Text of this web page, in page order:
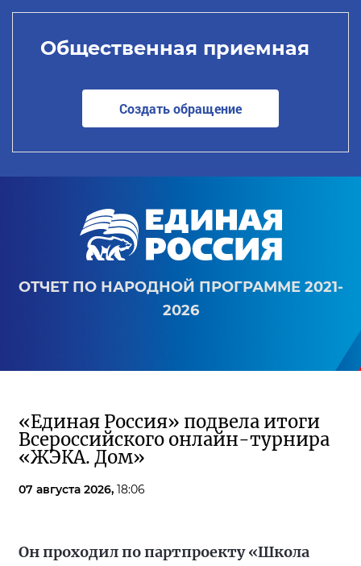
Общественная приемная
Создать обращение
ОТЧЕТ ПО НАРОДНОЙ ПРОГРАММЕ 2021-
2026
«Единая Россия» подвела итоги
Всероссийского онлайн-турнира
«ЖЭКА. Дом»
07 августа 2026, 18:06
Он проходил по партпроекту «Школа